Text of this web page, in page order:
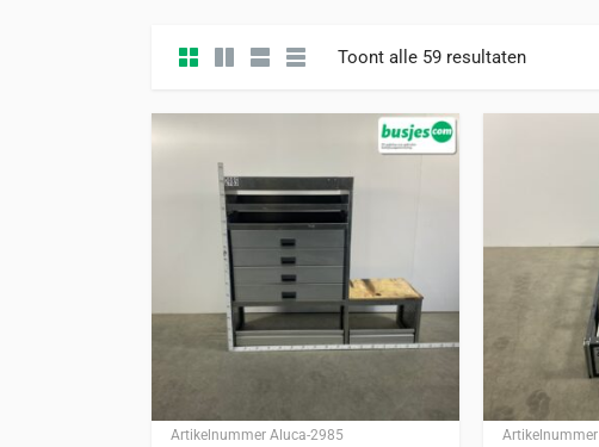
Toont alle 59 resultaten
Artikelnummer Aluca-2985 Artikelnummer